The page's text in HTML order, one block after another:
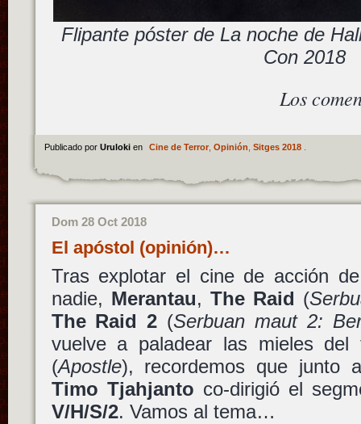
Flipante póster de La noche de
Con 2018
Los
Publicado por Uruloki en Cine de Terror, Opinión, Sitges 2018.
Dom 28 Oct 2018
El apóstol (opinión)…
Tras explotar el cine de acción
nadie, Merantau, The Raid (
The Raid 2 (Serbuan maut 2:
vuelve a paladear las mieles
(Apostle), recordemos que junto
Timo Tjahjanto co-dirigió el
V/H/S/2. Vamos al tema…